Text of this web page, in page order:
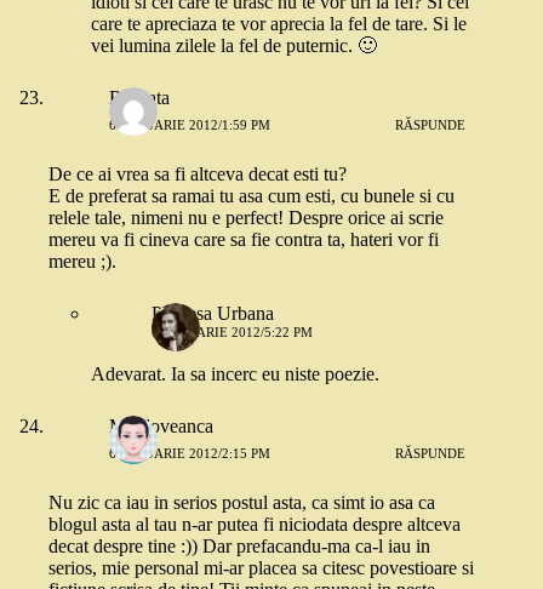
care te apreciaza te vor aprecia la fel de tare. Si le
vei lumina zilele la fel de puternic. 🙂
Roscata
6 IANUARIE 2012/1:59 PM RĂSPUNDE
De ce ai vrea sa fi altceva decat esti tu?
E de preferat sa ramai tu asa cum esti, cu bunele si cu
relele tale, nimeni nu e perfect! Despre orice ai scrie
mereu va fi cineva care sa fie contra ta, hateri vor fi
mereu ;).
Printesa Urbana
6 IANUARIE 2012/5:22 PM
Adevarat. Ia sa incerc eu niste poezie.
Moldoveanca
6 IANUARIE 2012/2:15 PM RĂSPUNDE
Nu zic ca iau in serios postul asta, ca simt io asa ca
blogul asta al tau n-ar putea fi niciodata despre altceva
decat despre tine :)) Dar prefacandu-ma ca-l iau in
serios, mie personal mi-ar placea sa citesc povestioare si